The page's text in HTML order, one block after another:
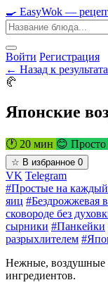
🍳 EasyWok —
Войти Регистрация
← Назад к
🥐
Японские
🕐 20 мин 😊 Просто
☆ В избранное 0
VK Telegram
#Простые на
яиц #Бездрожжевая
сковороде без
сырники #Панкейки
разрыхлителем
Нежные, воздушные
ингредиентов.